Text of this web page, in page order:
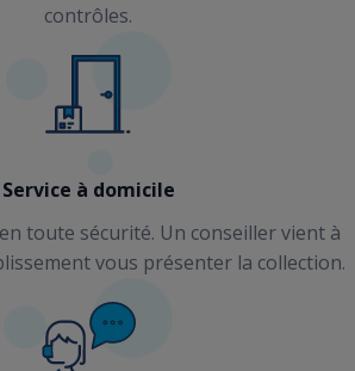
contrôles.
Service à domicile
toute sécurité. Un conseiller vient à
vous présenter la collection.